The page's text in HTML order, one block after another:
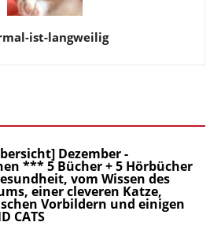
ist-langweilig
Dezember -
*** 5 Bücher + 5 Hörbücher
vom Wissen des
einer cleveren Katze,
Vorbildern und einigen
CATS